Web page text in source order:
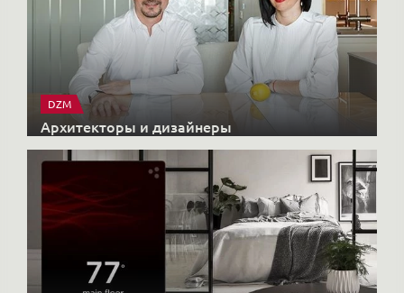
DZM
Архитекторы и дизайнеры